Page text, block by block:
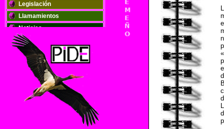
Legislación
Llamamientos
Noticias
Oposiciones
Plantillas
Publicaciones
Registros
Retribuciones
Solidaridad